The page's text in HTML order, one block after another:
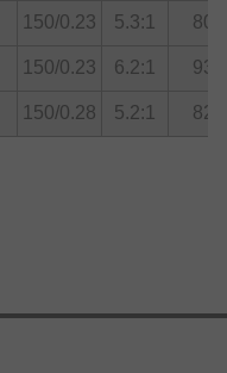
150/0.23 5.3:1
80
150/0.23 6.2:1
93
150/0.28 5.2:1 82